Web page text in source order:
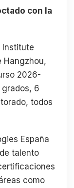
con la
Institute
Hangzhou,
2026-
6
todos
España
talento
como